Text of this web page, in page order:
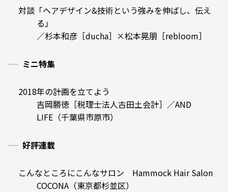
対談「ヘアデザイン&技術という強みを伸ばし、伝え
る」
／杉本和彦［ducha］×松本晃朋［rebloom］
ミニ特集
2018年の計画を立てよう
吉岡勝徳［税理士法人古田土会計］／AND
LIFE（千葉県市原市）
好評連載
こんなところにこんなサロン Hammock Hair Salon
COCONA（東京都杉並区）